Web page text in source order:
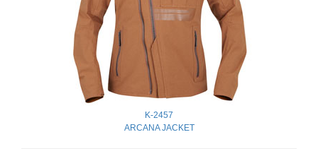
K-2457
ARCANA JACKET